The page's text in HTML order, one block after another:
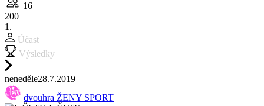
16
200
1.
Účast
Výsledky
neneděle28.7.2019
dvouhra ŽENY SPORT